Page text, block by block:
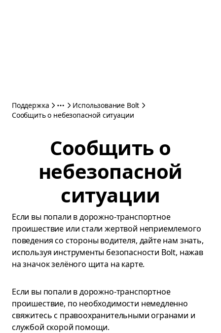
Поддержка
Использование Bolt
Сообщить о небезопасной ситуации
Сообщить о
небезопасной
ситуации
Если вы попали в дорожно-транспортное
проишествие или стали жертвой неприемлемого
поведения со стороны водителя, дайте нам знать,
используя инструменты безопасности Bolt, нажав
на значок зелёного щита на карте.
Если вы попали в дорожно-транспортное
проишествие, по необходимости немедленно
свяжитесь с правоохранительными огранами и
службой скорой помощи.